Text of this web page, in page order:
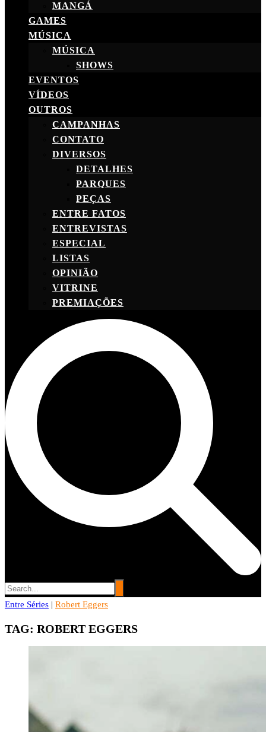
MANGÁ
GAMES
MÚSICA
MÚSICA
SHOWS
EVENTOS
VÍDEOS
OUTROS
CAMPANHAS
CONTATO
DIVERSOS
DETALHES
PARQUES
PEÇAS
ENTRE FATOS
ENTREVISTAS
ESPECIAL
LISTAS
OPINIÃO
VITRINE
PREMIAÇÕES
Entre Séries
Entre Séries | Robert Eggers
TAG: ROBERT EGGERS